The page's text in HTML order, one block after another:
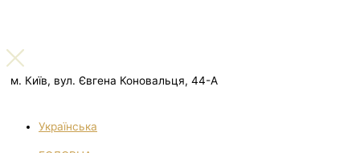
м. Київ, вул. Євгена Коновальця, 44-А
Українська